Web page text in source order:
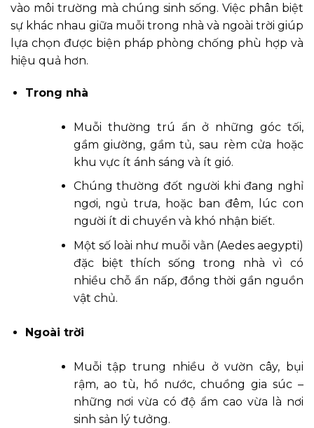
vào môi trường mà chúng sinh sống. Việc phân biệt
sự khác nhau giữa muỗi trong nhà và ngoài trời giúp
lựa chọn được biện pháp phòng chống phù hợp và
hiệu quả hơn.
Trong nhà
Muỗi thường trú ẩn ở những góc tối,
gầm giường, gầm tủ, sau rèm cửa hoặc
khu vực ít ánh sáng và ít gió.
Chúng thường đốt người khi đang nghỉ
ngơi, ngủ trưa, hoặc ban đêm, lúc con
người ít di chuyển và khó nhận biết.
Một số loài như muỗi vằn (Aedes aegypti)
đặc biệt thích sống trong nhà vì có
nhiều chỗ ẩn nấp, đồng thời gần nguồn
vật chủ.
Ngoài trời
Muỗi tập trung nhiều ở vườn cây, bụi
rậm, ao tù, hồ nước, chuồng gia súc –
những nơi vừa có độ ẩm cao vừa là nơi
sinh sản lý tưởng.